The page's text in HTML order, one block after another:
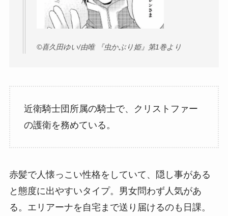
©︎喜久田ゆい/由唯 『虫かぶり姫』第1巻より
近衛騎士団所属の騎士で、クリストファー
の護衛を務めている。
赤髪で人懐っこい性格をしていて、隠し事がある
と態度に出やすいタイプ。男女問わず人気があ
る。エリアーナを自宅まで送り届けるのも日課。